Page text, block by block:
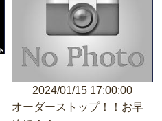
2024/01/15 17:00:00
オーダーストップ！！お早